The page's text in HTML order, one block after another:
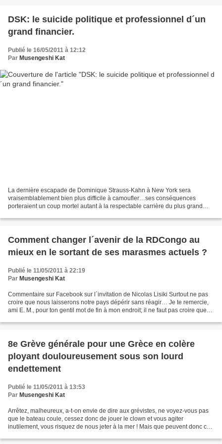
DSK: le suicide politique et professionnel d´un
grand financier.
Publié le 16/05/2011 à 12:12
Par Musengeshi Kat
La dernière escapade de Dominique Strauss-Kahn à New York sera
vraisemblablement bien plus difficile à camoufler…ses conséquences
porteraient un coup mortel autant à la respectable carrière du plus grand
Comment changer l´avenir de la RDCongo au
mieux en le sortant de ses marasmes actuels ?
Publié le 11/05/2011 à 22:19
Par Musengeshi Kat
Commentaire sur Facebook sur l´invitation de Nicolas Lisiki Surtout ne pas
croire que nous laisserons notre pays dépérir sans réagir… Je te remercie,
ami E. M., pour ton gentil mot de fin à mon endroit; il ne faut pas croire que
8e Grève générale pour une Grèce en colère
ployant douloureusement sous son lourd
endettement
Publié le 11/05/2011 à 13:53
Par Musengeshi Kat
Arrêtez, malheureux, a-t-on envie de dire aux grévistes, ne voyez-vous pas
que le bateau coule, cessez donc de jouer le clown et vous agiter
inutilement, vous risquez de nous jeter à la mer ! Mais que peuvent donc ces